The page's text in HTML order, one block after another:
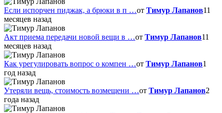
Если испорчен пиджак, а брюки в п …от Тимур Лапанов11
месяцев назад
Акт приема передачи новой вещи в …от Тимур Лапанов11
месяцев назад
Как урегулировать вопрос о компен …от Тимур Лапанов1
год назад
Утеряли вещь, стоимость возмещени …от Тимур Лапанов2
года назад